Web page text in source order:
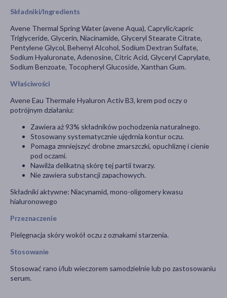
Składniki/Ingredients
Avene Thermal Spring Water (avene Aqua), Caprylic/capric
Triglyceride, Glycerin, Niacinamide, Glyceryl Stearate Citrate,
Pentylene Glycol, Behenyl Alcohol, Sodium Dextran Sulfate,
Sodium Hyaluronate, Adenosine, Citric Acid, Glyceryl Caprylate,
Sodium Benzoate, Tocopheryl Glucoside, Xanthan Gum.
Właściwości
Avene Eau Thermale Hyaluron Activ B3, krem pod oczy o
potrójnym działaniu:
Zawiera aż 93% składników pochodzenia naturalnego.
Stosowany systematycznie ujędrnia kontur oczu.
Pomaga zmniejszyć drobne zmarszczki, opuchliznę i cienie
pod oczami.
Nawilża delikatną skórę tej partii twarzy.
Nie zawiera substancji zapachowych.
Składniki aktywne: Niacynamid, mono-oligomery kwasu
hialuronowego
Przeznaczenie
Pielęgnacja skóry wokół oczu z oznakami starzenia.
Stosowanie
Stosować rano i/lub wieczorem samodzielnie lub po zastosowaniu
serum.